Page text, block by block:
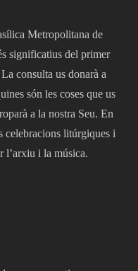
Metropolitana de
significatius del primer
consulta us donarà a
són les coses que us
a la nostra Seu. En
celebracions litúrgiques i
l’arxiu i la música.